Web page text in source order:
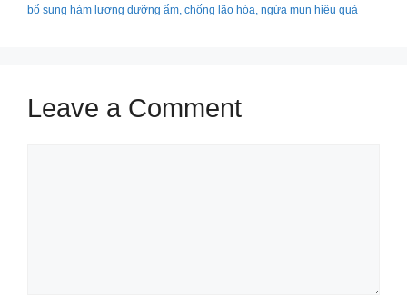
bổ sung hàm lượng dưỡng ẩm, chống lão hóa, ngừa mụn hiệu quả
Leave a Comment